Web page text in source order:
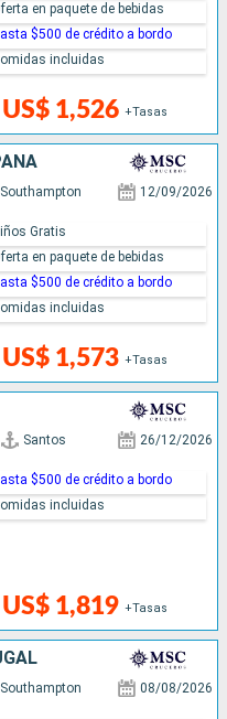
US$ 1,526 +Tasas
en paquete de bebidas
$500 de crédito a bordo
incluidas
Southampton 12/09/2026
US$ 1,573 +Tasas
Gratis
en paquete de bebidas
$500 de crédito a bordo
incluidas
Santos 26/12/2026
US$ 1,819 +Tasas
$500 de crédito a bordo
incluidas
Southampton 08/08/2026